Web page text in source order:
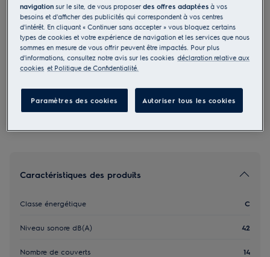
QuickSelect avec Ecometer : Vous guide pour économiser l'eau et
l'énergie
Consultez les chapitres 1 et 2 du manuel d'utilisation pour
la réglementation EU 2023-988. Il est impératif de lire
attentivement l'intégralité du manuel avant toute utilisation
du produit.
Caractéristiques des produits
Classe énergétique C
Niveau sonore dB(A) 42
Nombre de couverts 14
navigation sur le site, de vous proposerdes offres adaptées à vos
besoins et d'afficher des publicités qui correspondent à vos centres
d'intérêt. En cliquant « Continuer sans accepter » vous bloquez certains
types de cookies et votre expérience de navigation et les services que nous
sommes en mesure de vous offrir peuvent être impactés. Pour plus
d'informations, consultez notre avis sur les cookies déclaration relative aux
cookies et Politique de Confidentialité.
Paramètres des cookies Autoriser tous les cookies